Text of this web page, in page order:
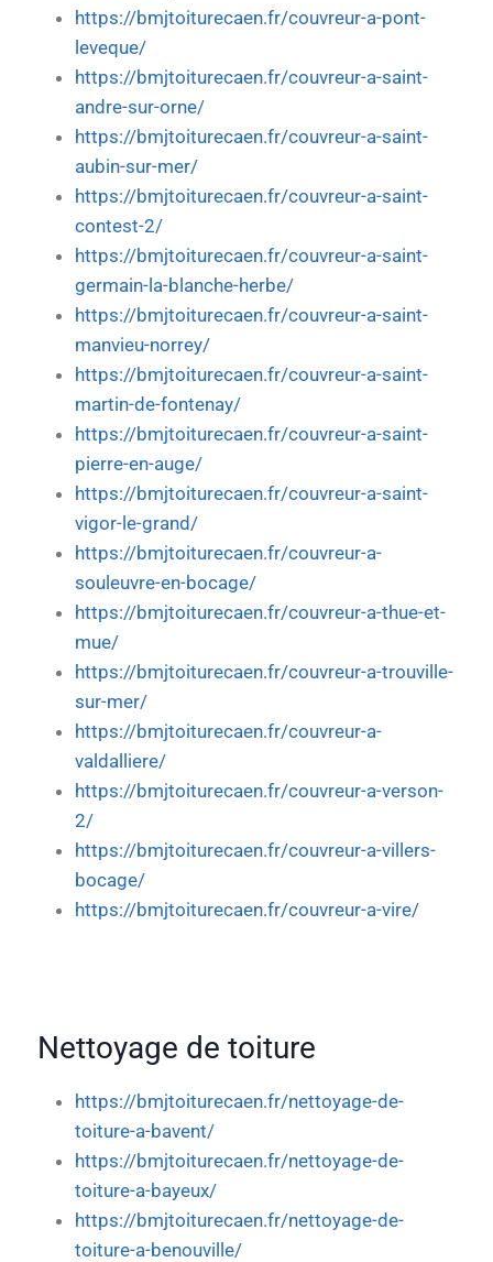
https://bmjtoiturecaen.fr/couvreur-a-pont-
leveque/
https://bmjtoiturecaen.fr/couvreur-a-saint-
andre-sur-orne/
https://bmjtoiturecaen.fr/couvreur-a-saint-
aubin-sur-mer/
https://bmjtoiturecaen.fr/couvreur-a-saint-
contest-2/
https://bmjtoiturecaen.fr/couvreur-a-saint-
germain-la-blanche-herbe/
https://bmjtoiturecaen.fr/couvreur-a-saint-
manvieu-norrey/
https://bmjtoiturecaen.fr/couvreur-a-saint-
martin-de-fontenay/
https://bmjtoiturecaen.fr/couvreur-a-saint-
pierre-en-auge/
https://bmjtoiturecaen.fr/couvreur-a-saint-
vigor-le-grand/
https://bmjtoiturecaen.fr/couvreur-a-
souleuvre-en-bocage/
https://bmjtoiturecaen.fr/couvreur-a-thue-et-
mue/
https://bmjtoiturecaen.fr/couvreur-a-trouville-
sur-mer/
https://bmjtoiturecaen.fr/couvreur-a-
valdalliere/
https://bmjtoiturecaen.fr/couvreur-a-verson-
2/
https://bmjtoiturecaen.fr/couvreur-a-villers-
bocage/
https://bmjtoiturecaen.fr/couvreur-a-vire/
Nettoyage de toiture
https://bmjtoiturecaen.fr/nettoyage-de-
toiture-a-bavent/
https://bmjtoiturecaen.fr/nettoyage-de-
toiture-a-bayeux/
https://bmjtoiturecaen.fr/nettoyage-de-
toiture-a-benouville/